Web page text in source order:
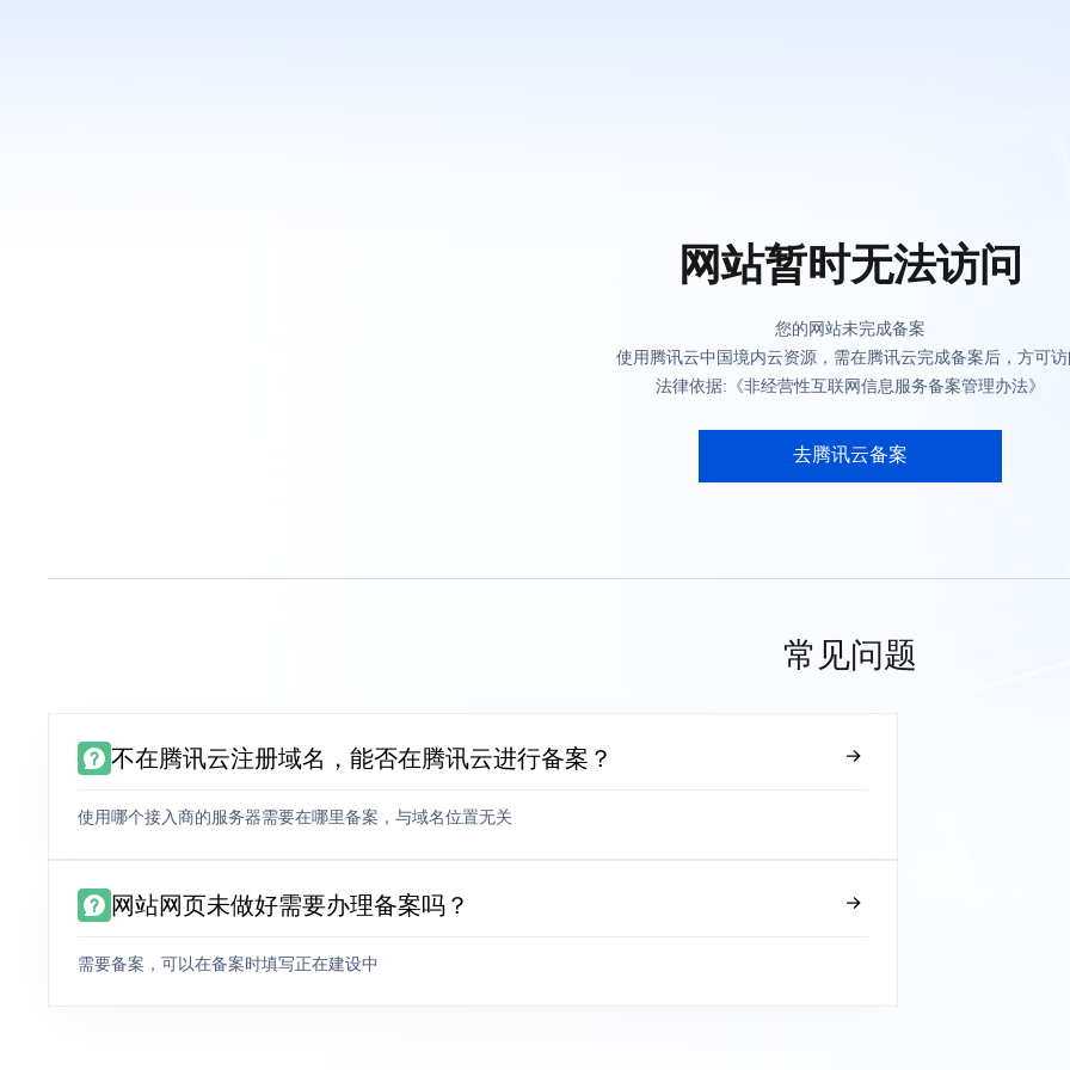
网站暂时无法访问
您的网站未完成备案
使用腾讯云中国境内云资源，需在腾讯云完成备案后，方可
法律依据:《非经营性互联网信息服务备案管理办法》
去腾讯云备案
常见问题
不在腾讯云注册域名，能否在腾讯云进行备案？
使用哪个接入商的服务器需要在哪里备案，与域名位置无关
网站网页未做好需要办理备案吗？
需要备案，可以在备案时填写正在建设中